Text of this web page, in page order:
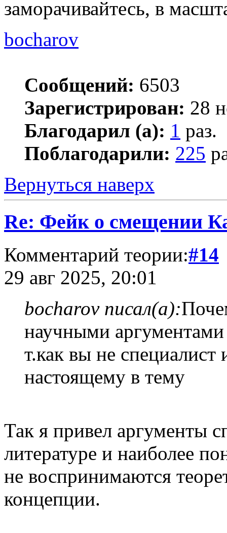
заморачивайтесь, в
bocharov
Сообщений: 6503
Зарегистрирован: 28
Благодарил (а): 1 раз.
Поблагодарили: 225
Вернуться наверх
Re: Фейк о смещении
Комментарий теории:#14
29 авг 2025, 20:01
bocharov писал(а):
научными аргументами
т.как вы не
настоящему в тему
Так я привел аргументы
литературе и наиболее
не воспринимаются
концепции.